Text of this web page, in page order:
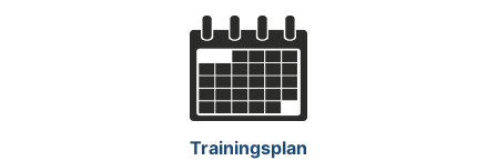
Trainingsplan